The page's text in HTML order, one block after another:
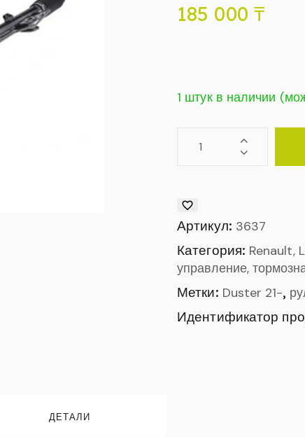
185 000 ₸
1 штук в наличии
Артикул: 3637
Категория: Renault,
управление,
Метки: Duster 21-,
Идентификатор
ДЕТАЛИ